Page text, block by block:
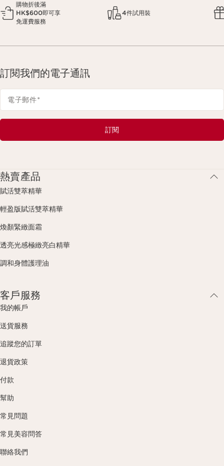
購物折後滿
HK$600即可享
免運費服務
4件試用裝
訂閱我們的電子通訊
電子郵件*
訂閱
熱賣產品
賦活雙萃精華
輕盈版賦活雙萃精華
煥顏緊緻面霜
透亮光感極緻亮白精華
調和身體護理油
客戶服務
我的帳戶
送貨服務
追蹤您的訂單
退貨政策
付款
幫助
常見問題
常見美容問答
聯絡我們